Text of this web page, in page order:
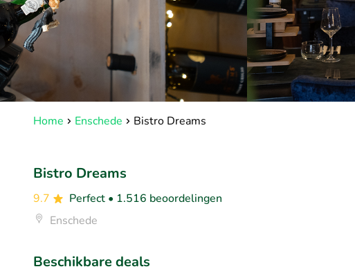
Home Enschede Bistro Dreams
Bistro Dreams
9.7 Perfect • 1.516 beoordelingen
Enschede
Beschikbare deals